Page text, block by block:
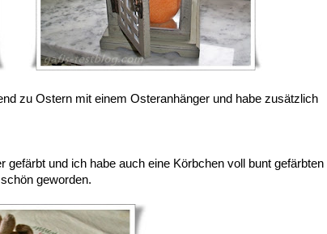
zu Ostern mit einem Osteranhänger und habe zusätzlich
und ich habe auch eine Körbchen voll bunt gefärbten
geworden.